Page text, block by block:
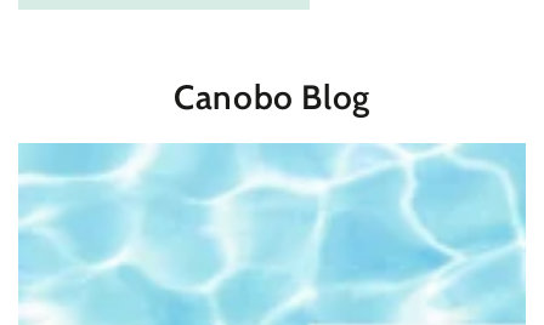
Canobo Blog